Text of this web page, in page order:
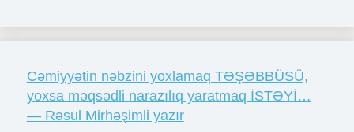
Cəmiyyətin nəbzini yoxlamaq TƏŞƏBBÜSÜ,
yoxsa məqsədli narazılıq yaratmaq İSTƏYİ…
— Rəsul Mirhəşimli yazır